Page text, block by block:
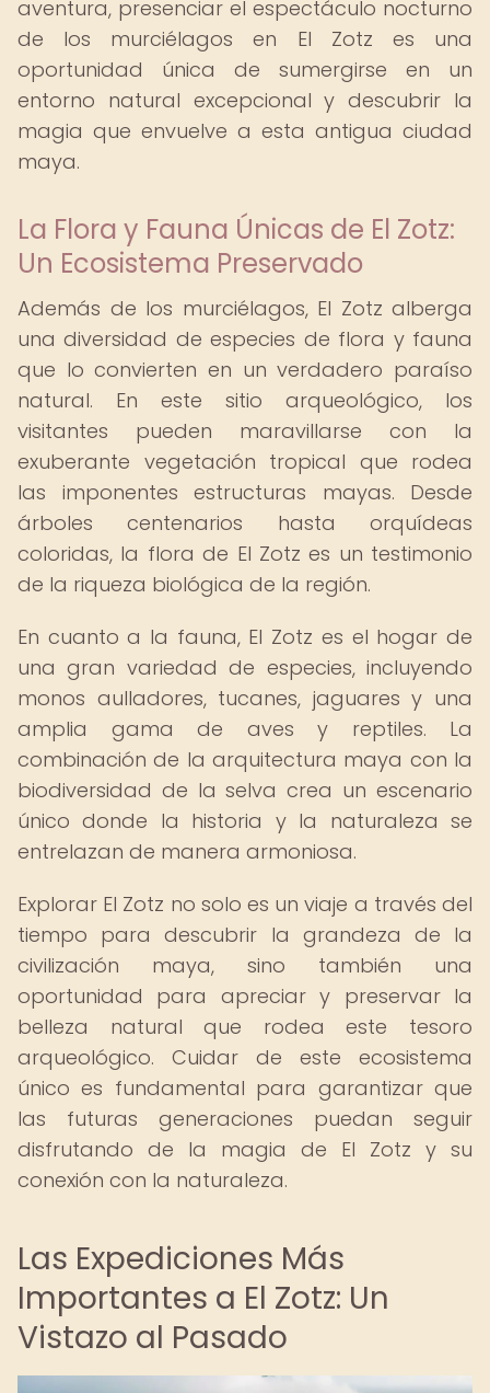
aventura, presenciar el espectáculo nocturno
de los murciélagos en El Zotz es una
oportunidad única de sumergirse en un
entorno natural excepcional y descubrir la
magia que envuelve a esta antigua ciudad
maya.
La Flora y Fauna Únicas de El Zotz:
Un Ecosistema Preservado
Además de los murciélagos, El Zotz alberga
una diversidad de especies de flora y fauna
que lo convierten en un verdadero paraíso
natural. En este sitio arqueológico, los
visitantes pueden maravillarse con la
exuberante vegetación tropical que rodea
las imponentes estructuras mayas. Desde
árboles centenarios hasta orquídeas
coloridas, la flora de El Zotz es un testimonio
de la riqueza biológica de la región.
En cuanto a la fauna, El Zotz es el hogar de
una gran variedad de especies, incluyendo
monos aulladores, tucanes, jaguares y una
amplia gama de aves y reptiles. La
combinación de la arquitectura maya con la
biodiversidad de la selva crea un escenario
único donde la historia y la naturaleza se
entrelazan de manera armoniosa.
Explorar El Zotz no solo es un viaje a través del
tiempo para descubrir la grandeza de la
civilización maya, sino también una
oportunidad para apreciar y preservar la
belleza natural que rodea este tesoro
arqueológico. Cuidar de este ecosistema
único es fundamental para garantizar que
las futuras generaciones puedan seguir
disfrutando de la magia de El Zotz y su
conexión con la naturaleza.
Las Expediciones Más
Importantes a El Zotz: Un
Vistazo al Pasado